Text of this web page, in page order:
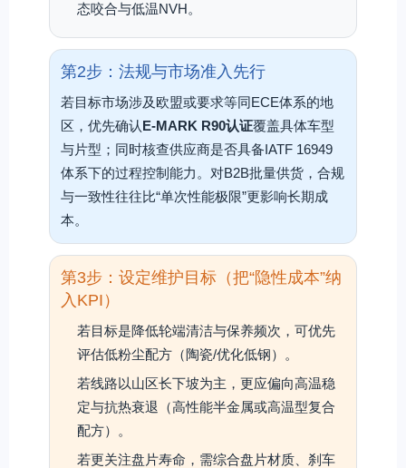
态咬合与低温NVH。
第2步：法规与市场准入先行
若目标市场涉及欧盟或要求等同ECE体系的地
区，优先确认E-MARK R90认证覆盖具体车型
与片型；同时核查供应商是否具备IATF 16949
体系下的过程控制能力。对B2B批量供货，合规
与一致性往往比“单次性能极限”更影响长期成
本。
第3步：设定维护目标（把“隐性成本”纳
入KPI）
若目标是降低轮端清洁与保养频次，可优先
评估低粉尘配方（陶瓷/优化低钢）。
若线路以山区长下坡为主，更应偏向高温稳
定与抗热衰退（高性能半金属或高温型复合
配方）。
若更关注盘片寿命，需综合盘片材质、刹车